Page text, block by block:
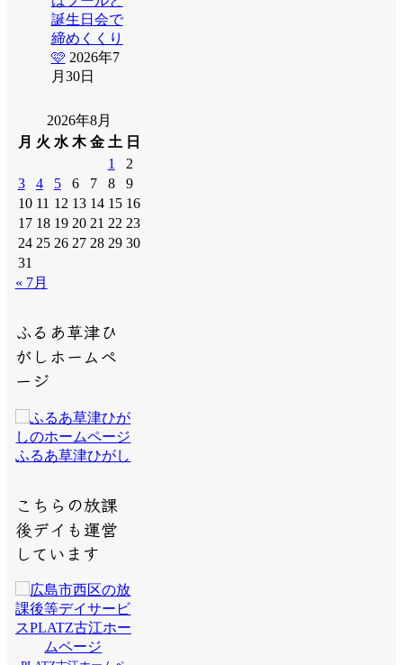
誕生日会で
締めくくり
🩷 2026年7
月30日
2026年8月
月 火 水 木 金 土 日
1
2
3
4 5 6 7 8
9
10 11 12 13 14 15 16
17 18 19 20 21 22 23
24 25 26 27 28 29 30
31
« 7月
ふるあ草津ひ
がしホームペ
ージ
ふるあ草津ひがし
こちらの放課
後デイも運営
しています